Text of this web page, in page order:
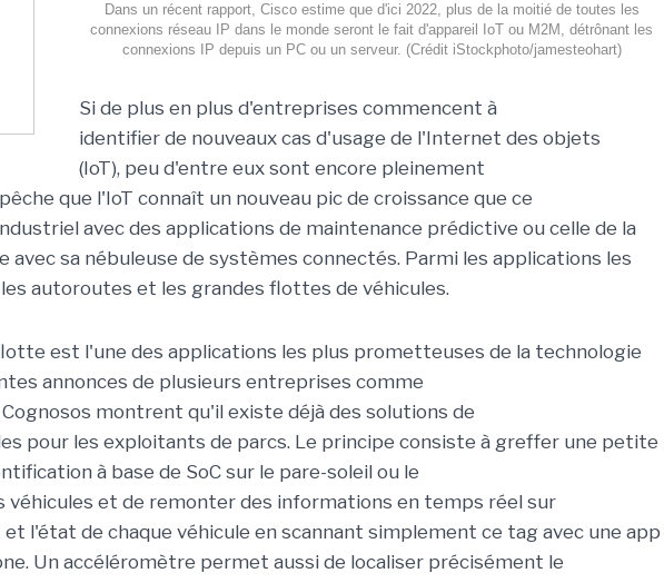
Dans un récent rapport, Cisco estime que d'ici 2022, plus de la moitié de toutes les
connexions réseau IP dans le monde seront le fait d'appareil IoT ou M2M, détrônant les
connexions IP depuis un PC ou un serveur. (Crédit iStockphoto/jamesteohart)
Si de plus en plus d'entreprises commencent à
identifier de nouveaux cas d'usage de l'Internet des objets
(IoT), peu d'entre eux sont encore pleinement
que l'IoT connaît un nouveau pic de croissance que ce
avec des applications de maintenance prédictive ou celle de la
avec sa nébuleuse de systèmes connectés. Parmi les applications les
les autoroutes et les grandes flottes de véhicules.
est l'une des applications les plus prometteuses de la technologie
annonces de plusieurs entreprises comme
Cognosos montrent qu'il existe déjà des solutions de
pour les exploitants de parcs. Le principe consiste à greffer une petite
à base de SoC sur le pare-soleil ou le
véhicules et de remonter des informations en temps réel sur
et l'état de chaque véhicule en scannant simplement ce tag avec une app
. Un accéléromètre permet aussi de localiser précisément le